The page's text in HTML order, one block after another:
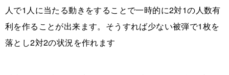
人で1人に当たる動きをすることで一時的に2対1の人数有
利を作ることが出来ます。そうすれば少ない被弾で1枚を
落とし2対2の状況を作れます